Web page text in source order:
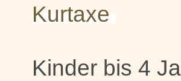
Kurtaxe
Kinder bis 4